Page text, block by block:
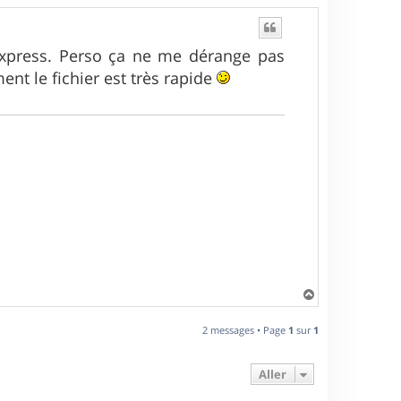
Perso ça ne me dérange pas
le fichier est très rapide
a
t
2 messages • Page 1 sur 1
Aller